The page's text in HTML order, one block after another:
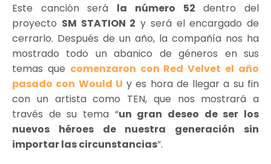
Este canción será la número 52 dentro del
proyecto SM STATION 2 y será el encargado de
cerrarlo. Después de un año, la compañía nos ha
mostrado todo un abanico de géneros en sus
temas que comenzaron con Red Velvet el año
pasado con Would U y es hora de llegar a su fin
con un artista como TEN, que nos mostrará a
través de su tema “un gran deseo de ser los
nuevos héroes de nuestra generación sin
importar las circunstancias”.